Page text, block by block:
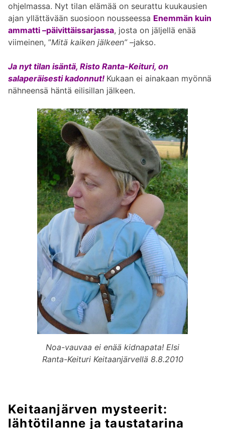
ohjelmassa. Nyt tilan elämää on seurattu kuukausien
ajan yllättävään suosioon nousseessa Enemmän kuin
ammatti –päivittäissarjassa, josta on jäljellä enää
viimeinen, ”Mitä kaiken jälkeen” –jakso.
Ja nyt tilan isäntä, Risto Ranta-Keituri, on
salaperäisesti kadonnut! Kukaan ei ainakaan myönnä
nähneensä häntä eilisillan jälkeen.
Noa-vauvaa ei enää kidnapata! Elsi
Ranta-Keituri Keitaanjärvellä 8.8.2010
Keitaanjärven mysteerit:
lähtötilanne ja taustatarina